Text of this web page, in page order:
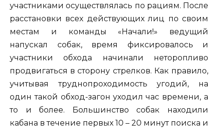
участниками осуществлялась по рациям. После
расстановки всех действующих лиц по своим
местам и команды «Начали!» ведущий
напускал собак, время фиксировалось и
участники обхода начинали неторопливо
продвигаться в сторону стрелков. Как правило,
учитывая труднопроходимость угодий, на
один такой обход-загон уходил час времени, а
то и более. Большинство собак находили
кабана в течение первых 10 – 20 минут поиска и